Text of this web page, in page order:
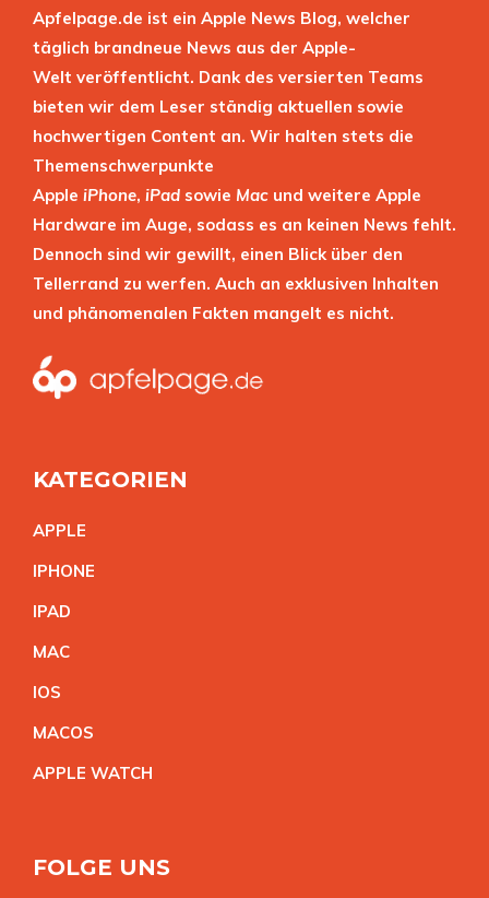
Apfelpage.de ist ein Apple News Blog, welcher
täglich brandneue News aus der Apple-
Welt veröffentlicht. Dank des versierten Teams
bieten wir dem Leser ständig aktuellen sowie
hochwertigen Content an. Wir halten stets die
Themenschwerpunkte
Apple iPhone, iPad sowie Mac und weitere Apple
Hardware im Auge, sodass es an keinen News fehlt.
Dennoch sind wir gewillt, einen Blick über den
Tellerrand zu werfen. Auch an exklusiven Inhalten
und phänomenalen Fakten mangelt es nicht.
KATEGORIEN
APPLE
IPHONE
IPAD
MAC
IOS
MACOS
APPLE WATCH
FOLGE UNS